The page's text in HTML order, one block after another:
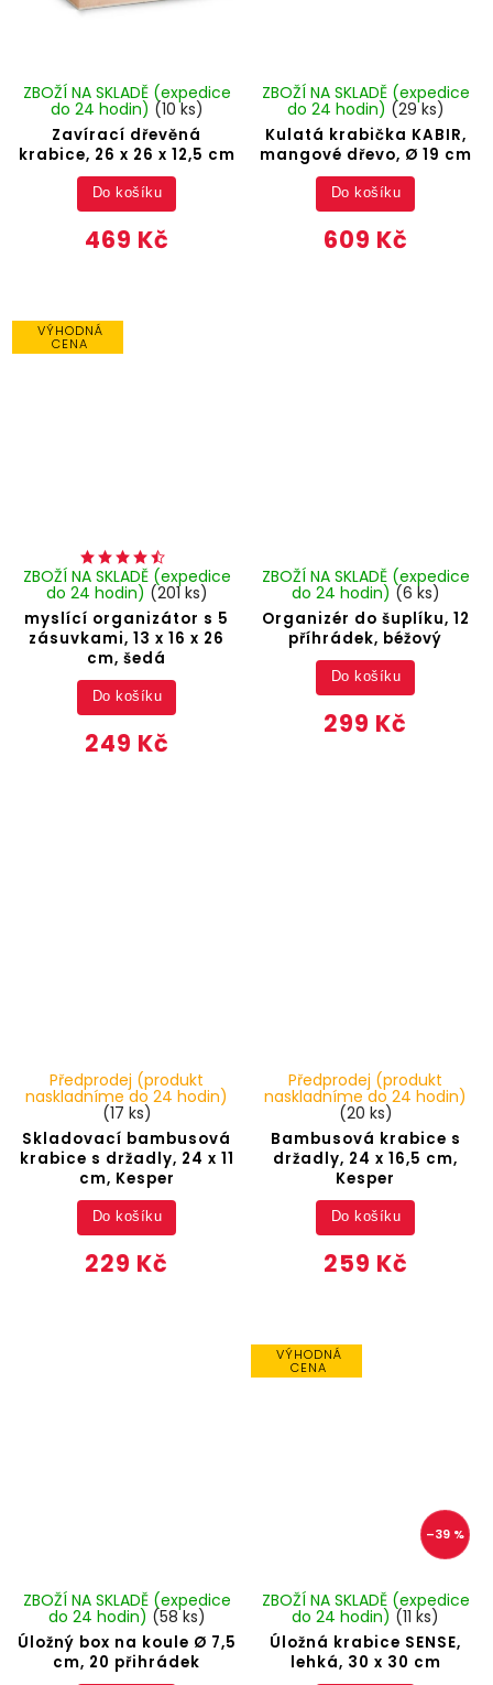
Zavírací dřevěná
krabice, 26 x 26 x 12,5 cm
ZBOŽÍ NA SKLADĚ (expedice
do 24 hodin) (10 ks)
469 Kč
Do košíku
Kulatá krabička KABIR,
mangové dřevo, Ø 19 cm
ZBOŽÍ NA SKLADĚ (expedice
do 24 hodin) (29 ks)
609 Kč
Do košíku
VÝHODNÁ
CENA
myslící organizátor s 5
zásuvkami, 13 x 16 x 26
cm, šedá
ZBOŽÍ NA SKLADĚ (expedice
do 24 hodin) (201 ks)
249 Kč
Do košíku
Organizér do šuplíku, 12
příhrádek, béžový
ZBOŽÍ NA SKLADĚ (expedice
do 24 hodin) (6 ks)
299 Kč
Do košíku
Skladovací bambusová
krabice s držadly, 24 x 11
cm, Kesper
Předprodej (produkt
naskladníme do 24 hodin)
(17 ks)
229 Kč
Do košíku
Bambusová krabice s
držadly, 24 x 16,5 cm,
Kesper
Předprodej (produkt
naskladníme do 24 hodin)
(20 ks)
259 Kč
Do košíku
Úložný box na koule Ø 7,5
cm, 20 přihrádek
ZBOŽÍ NA SKLADĚ (expedice
do 24 hodin) (58 ks)
VÝHODNÁ
CENA
–39 %
Úložná krabice SENSE,
lehká, 30 x 30 cm
ZBOŽÍ NA SKLADĚ (expedice
do 24 hodin) (11 ks)